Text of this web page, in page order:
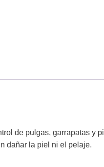
de pulgas, garrapatas y
dañar la piel ni el pelaje.